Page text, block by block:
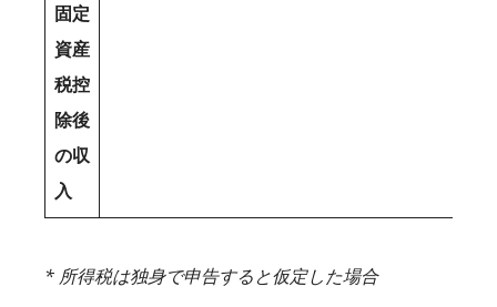
固定
資産
税控
除後
の収
入
* 所得税は独身で申告すると仮定した場合